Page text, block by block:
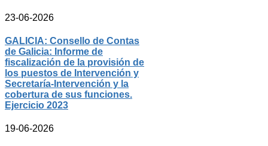
23-06-2026
GALICIA: Consello de Contas
de Galicia: Informe de
fiscalización de la provisión de
los puestos de Intervención y
Secretaría-Intervención y la
cobertura de sus funciones.
Ejercicio 2023
19-06-2026